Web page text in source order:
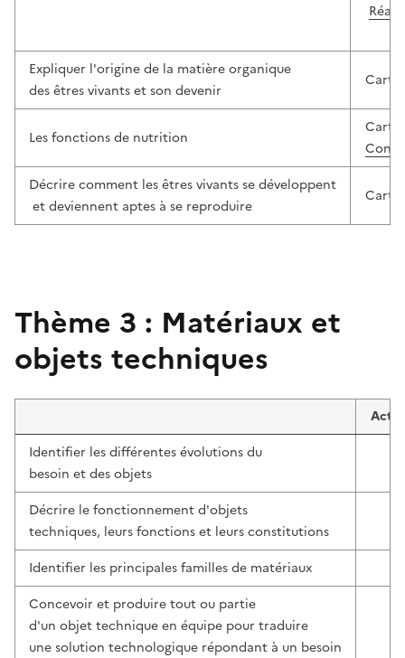
Expliquer l'origine de la matière organique
des êtres vivants et son devenir
Les fonctions de nutrition
Décrire comment les êtres vivants se développent
et deviennent aptes à se reproduire
Thème 3 : Matériaux et
objets techniques
Identifier les différentes évolutions du
besoin et des objets
Décrire le fonctionnement d'objets
techniques, leurs fonctions et leurs constitutions
Identifier les principales familles de matériaux
Concevoir et produire tout ou partie
d'un objet technique en équipe pour traduire
une solution technologique répondant à un besoin